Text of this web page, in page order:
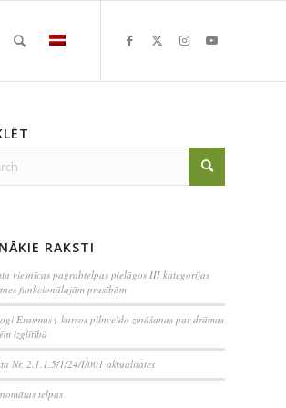
RAKSTI
viesnīcas pagrabtelpas pielāgos III kategorijas
funkcionālajām prasībām
Erasmus+ kursos pilnveido zināšanas par drāmas
izglītībā
Nr. 2.1.1.5/1/24/I/001 aktualitātes
telpas